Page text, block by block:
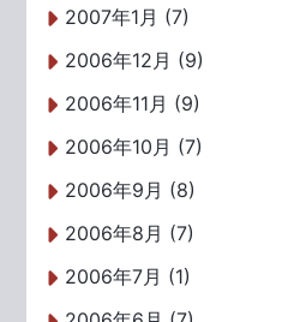
2007年1月 (7)
2006年12月 (9)
2006年11月 (9)
2006年10月 (7)
2006年9月 (8)
2006年8月 (7)
2006年7月 (1)